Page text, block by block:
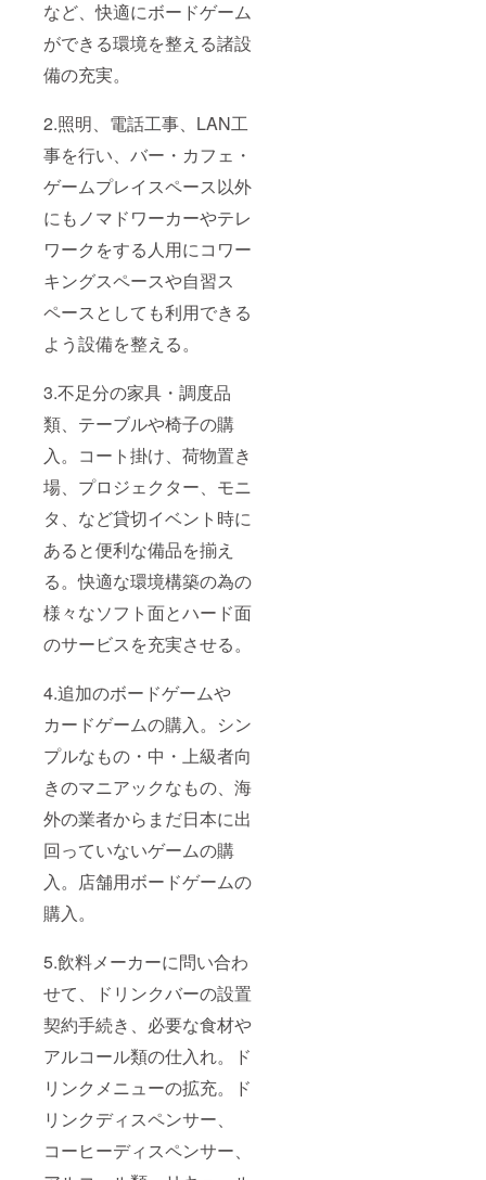
など、快適にボードゲーム
ができる環境を整える諸設
備の充実。
2.照明、電話工事、LAN工
事を行い、バー・カフェ・
ゲームプレイスペース以外
にもノマドワーカーやテレ
ワークをする人用にコワー
キングスペースや自習ス
ペースとしても利用できる
よう設備を整える。
3.不足分の家具・調度品
類、テーブルや椅子の購
入。コート掛け、荷物置き
場、プロジェクター、モニ
タ、など貸切イベント時に
あると便利な備品を揃え
る。快適な環境構築の為の
様々なソフト面とハード面
のサービスを充実させる。
4.追加のボードゲームや
カードゲームの購入。シン
プルなもの・中・上級者向
きのマニアックなもの、海
外の業者からまだ日本に出
回っていないゲームの購
入。店舗用ボードゲームの
購入。
5.飲料メーカーに問い合わ
せて、ドリンクバーの設置
契約手続き、必要な食材や
アルコール類の仕入れ。ド
リンクメニューの拡充。ド
リンクディスペンサー、
コーヒーディスペンサー、